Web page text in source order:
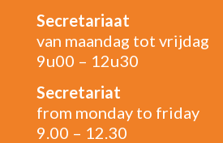
Secretariaat
van maandag tot vrijdag
9u00 – 12u30
Secretariat
from monday to friday
9.00 – 12.30